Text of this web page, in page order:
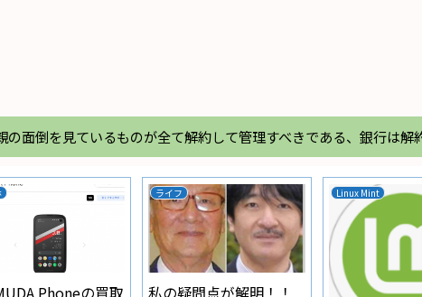
面倒を見ているものが全て解約して管理すべきである、銀行は解
Phoneの買取
ライフ
私の疑問点が解明！！
Linux Mint